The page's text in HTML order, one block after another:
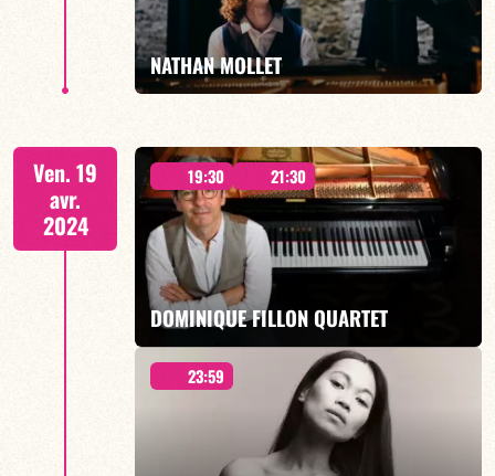
NATHAN MOLLET
21h00
EN SAVOIR PLUS
Ven. 19
avr.
2024
19:30 21:30
DOMINIQUE FILLON QUARTET
23:59